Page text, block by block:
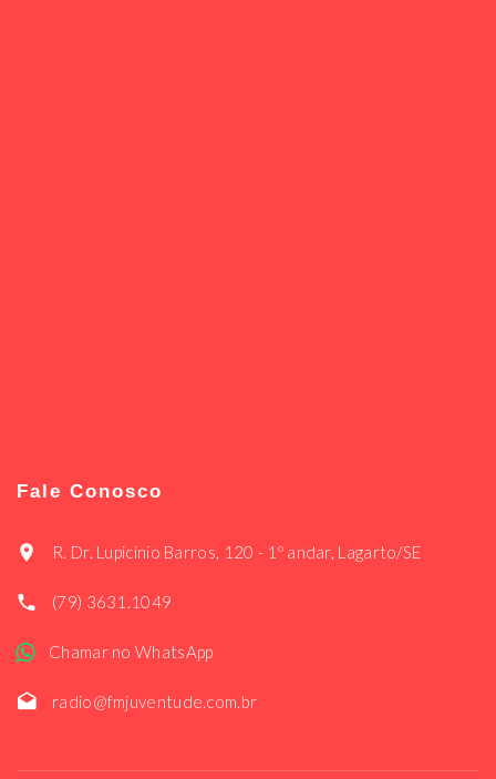
Fale Conosco
R. Dr. Lupicinio Barros, 120 - 1º andar, Lagarto/SE
(79) 3631.1049
Chamar no WhatsApp
radio@fmjuventude.com.br